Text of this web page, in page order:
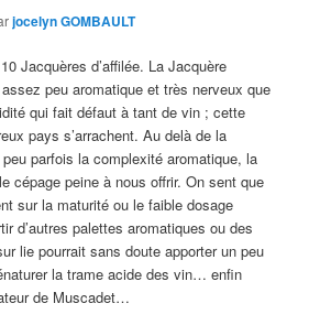
jocelyn GOMBAULT
Jacquères d’affilée. La Jacquère
peu aromatique et très nerveux que
qui fait défaut à tant de vin ; cette
pays s’arrachent. Au delà de la
parfois la complexité aromatique, la
cépage peine à nous offrir. On sent que
sur la maturité ou le faible dosage
d’autres palettes aromatiques ou des
lie pourrait sans doute apporter un peu
la trame acide des vin… enfin
de Muscadet…